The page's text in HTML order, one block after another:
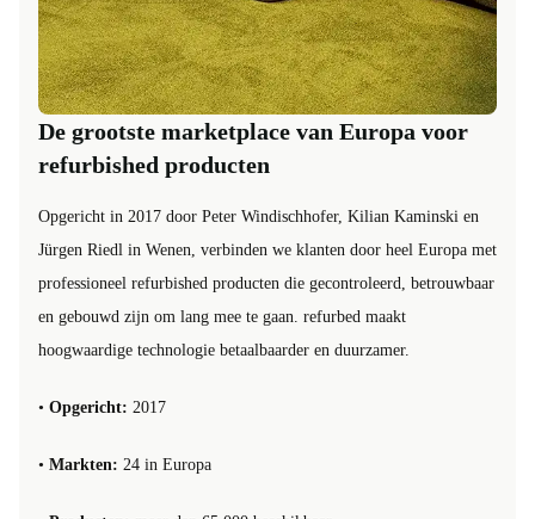
De grootste marketplace van Europa voor
refurbished producten
Opgericht in 2017 door Peter Windischhofer, Kilian Kaminski en
Jürgen Riedl in Wenen, verbinden we klanten door heel Europa met
professioneel refurbished producten die gecontroleerd, betrouwbaar
en gebouwd zijn om lang mee te gaan. refurbed maakt
hoogwaardige technologie betaalbaarder en duurzamer.
• Opgericht: 2017
• Markten: 24 in Europa